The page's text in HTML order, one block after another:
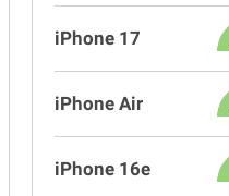
iPhone 17
iPhone Air
iPhone 16e